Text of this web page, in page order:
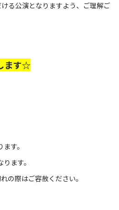
る公演となりますよう、ご理解ご
ます☆
す。
ます。
の際はご容赦ください。